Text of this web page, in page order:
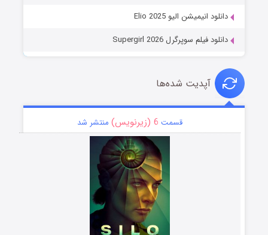
دانلود انیمیشن الیو Elio 2025
دانلود فیلم سوپرگرل Supergirl 2026
آپدیت شده‌ها
قسمت 6 (زیرنویس) منتشر شد